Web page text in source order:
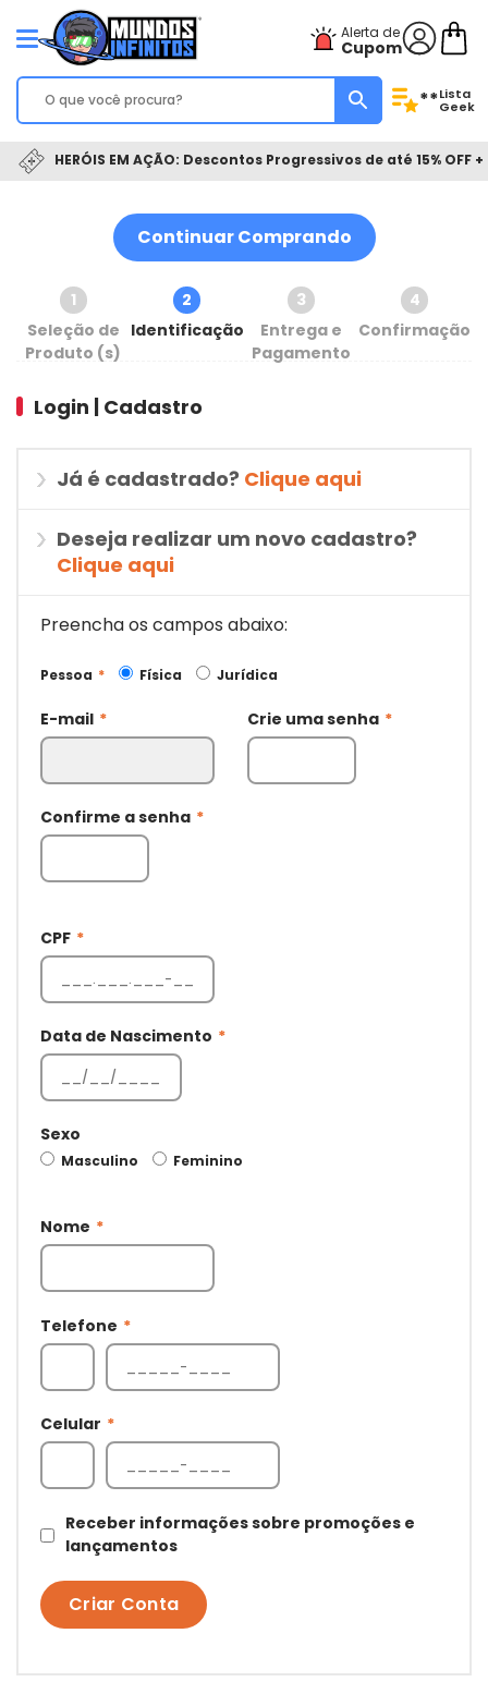
Alerta de
Cupom
**Lista
Geek
HERÓIS EM AÇÃO: Descontos Progressivos de até 15% OFF
Continuar Comprando
1
Seleção de
Produto (s)
2
Identificação
3
Entrega e
Pagamento
4
Confirmação
Login | Cadastro
Já é cadastrado? Clique aqui
Deseja realizar um novo cadastro?
Clique aqui
Preencha os campos abaixo:
Pessoa * Física Jurídica
E-mail * Crie uma senha *
Confirme a senha *
CPF *
Data de Nascimento *
Sexo
Masculino Feminino
Nome *
Telefone *
Celular *
Receber informações sobre promoções e
lançamentos
Criar Conta